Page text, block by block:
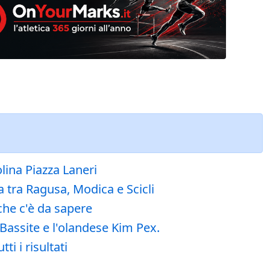
Piazza Laneri
Ragusa, Modica e Scicli
c'è da sapere
e l'olandese Kim Pex.
i risultati